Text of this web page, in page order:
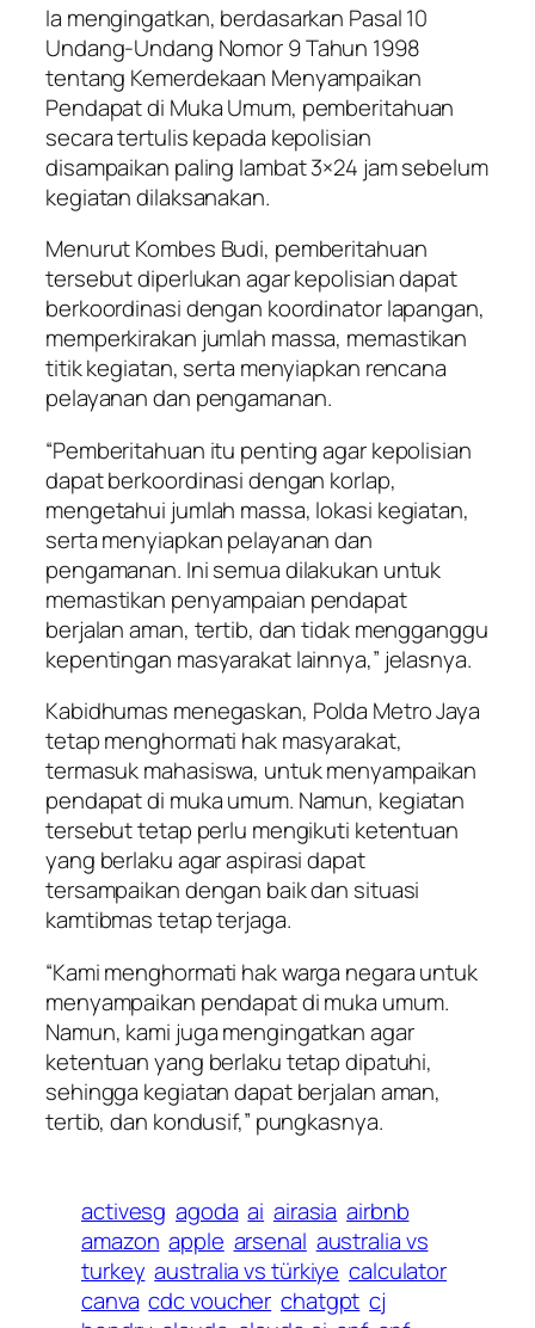
Ia mengingatkan, berdasarkan Pasal 10
Undang-Undang Nomor 9 Tahun 1998
tentang Kemerdekaan Menyampaikan
Pendapat di Muka Umum, pemberitahuan
secara tertulis kepada kepolisian
disampaikan paling lambat 3×24 jam sebelum
kegiatan dilaksanakan.
Menurut Kombes Budi, pemberitahuan
tersebut diperlukan agar kepolisian dapat
berkoordinasi dengan koordinator lapangan,
memperkirakan jumlah massa, memastikan
titik kegiatan, serta menyiapkan rencana
pelayanan dan pengamanan.
“Pemberitahuan itu penting agar kepolisian
dapat berkoordinasi dengan korlap,
mengetahui jumlah massa, lokasi kegiatan,
serta menyiapkan pelayanan dan
pengamanan. Ini semua dilakukan untuk
memastikan penyampaian pendapat
berjalan aman, tertib, dan tidak mengganggu
kepentingan masyarakat lainnya,” jelasnya.
Kabidhumas menegaskan, Polda Metro Jaya
tetap menghormati hak masyarakat,
termasuk mahasiswa, untuk menyampaikan
pendapat di muka umum. Namun, kegiatan
tersebut tetap perlu mengikuti ketentuan
yang berlaku agar aspirasi dapat
tersampaikan dengan baik dan situasi
kamtibmas tetap terjaga.
“Kami menghormati hak warga negara untuk
menyampaikan pendapat di muka umum.
Namun, kami juga mengingatkan agar
ketentuan yang berlaku tetap dipatuhi,
sehingga kegiatan dapat berjalan aman,
tertib, dan kondusif,” pungkasnya.
activesg agoda ai airasia airbnb
amazon apple arsenal australia vs
turkey australia vs türkiye calculator
canva cdc voucher chatgpt cj